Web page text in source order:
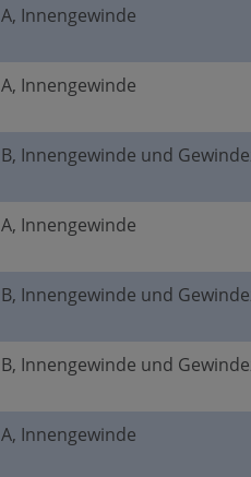
A, Innengewinde
A, Innengewinde
B, Innengewinde und
A, Innengewinde
B, Innengewinde und
B, Innengewinde und
A, Innengewinde